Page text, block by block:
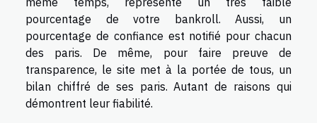
pourcentage de votre bankroll. Aussi, un
pourcentage de confiance est notifié pour chacun
des paris. De même, pour faire preuve de
transparence, le site met à la portée de tous, un
bilan chiffré de ses paris. Autant de raisons qui
démontrent leur fiabilité.